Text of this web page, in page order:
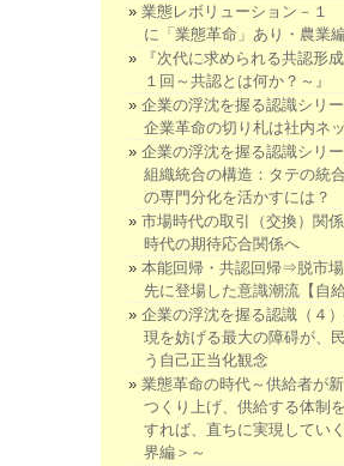
業態レボリューション－１
に「業態革命」あり・農業
『次代に求められる共認形
１回～共認とは何か？～』
企業の浮沈を握る認識シリ
企業革命の切り札は社内ネ
企業の浮沈を握る認識シリー
組織統合の構造：タテの統
の専門分化を活かすには？
市場時代の取引（交換）関
時代の期待応合関係へ
本能回帰・共認回帰⇒脱市
先に登場した意識潮流【自給
企業の浮沈を握る認識（４
現を妨げる最大の障碍が、
う自己正当化観念
業態革命の時代～供給者が
つくり上げ、供給する体制
すれば、直ちに実現してい
界編＞～